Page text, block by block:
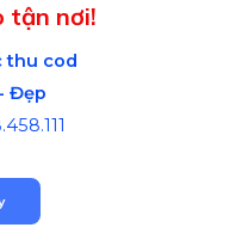
tận nơi!
thu cod
Đẹp